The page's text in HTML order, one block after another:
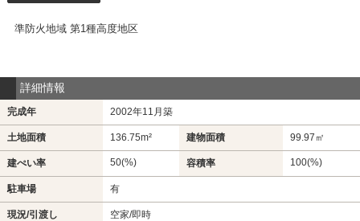
準防火地域 第1種高度地区
詳細情報
完成年 2002年11月築
土地面積 136.75m² 建物面積 99.97㎡
建ぺい率 50(%) 容積率 100(%)
駐車場 有
現況/引渡し 空家/即時